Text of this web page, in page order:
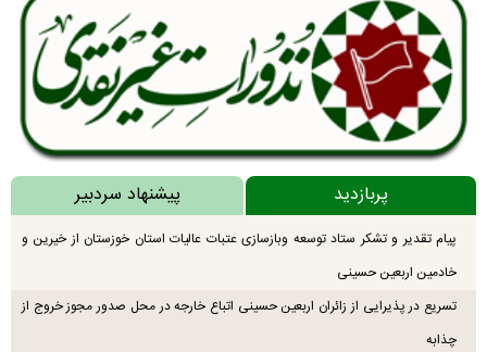
پربازدید پیشنهاد سردبیر
پیام تقدیر و تشکر ستاد توسعه وبازسازی عتبات عالیات استان خوزستان از خیرین و
خادمین اربعین حسینی
تسریع در پذیرایی از زائران اربعین حسینی اتباع خارجه در محل صدور مجوز خروج از
چذابه